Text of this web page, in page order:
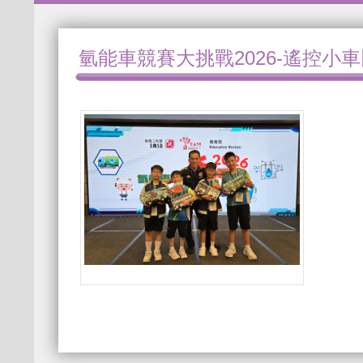
氫能車競賽大挑戰2026-遙控小